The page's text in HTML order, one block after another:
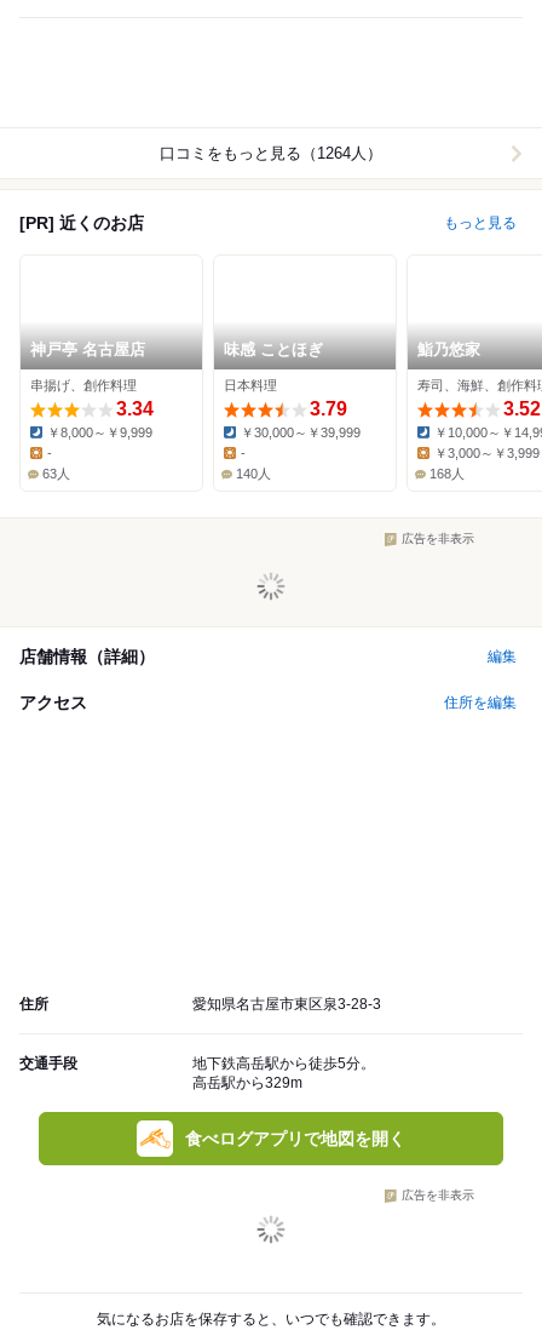
口コミをもっと見る（1264人）
[PR] 近くのお店 もっと見る
神戸亭 名古屋店
串揚げ、創作料理
3.34
Dinner:
￥8,000～￥9,999
Lunch:
-
63人
味感 ことほぎ
日本料理
3.79
Dinner:
￥30,000～￥39,999
-
140人
鮨乃悠家
寿司、海鮮、創作料
3.52
Dinner:
￥10,000～￥
￥3,000～￥3,999
168人
広告を非表示
店舗情報（詳細） 編集
アクセス 住所を編集
住所 愛知県名古屋市東区泉3-28-3
交通手段
地下鉄高岳駅から徒歩5分。
高岳駅から329m
食べログアプリで地図を開く
広告を非表示
気になるお店を保存すると、いつでも確認できます。